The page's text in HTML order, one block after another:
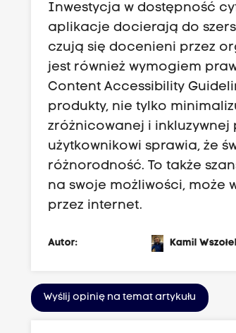
Inwestycja w dostępność
aplikacje docierają do
czują się docenieni przez
jest również wymogiem
Content Accessibility
produkty, nie tylko
zróżnicowanej i inkluzywnej
użytkownikowi sprawia, że
różnorodność. To także
na swoje możliwości, może
przez internet.
Autor: Kamil
Wyślij opinię na temat artykułu